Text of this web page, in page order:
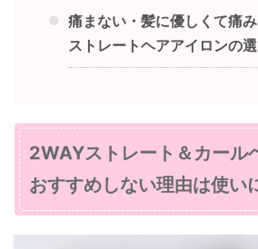
痛まない・髪に優しくて痛
ストレートヘアアイロンの
2WAYストレート＆カール
おすすめしない理由は使い